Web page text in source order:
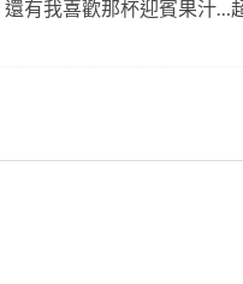
還有我喜歡那杯迎賓果汁…